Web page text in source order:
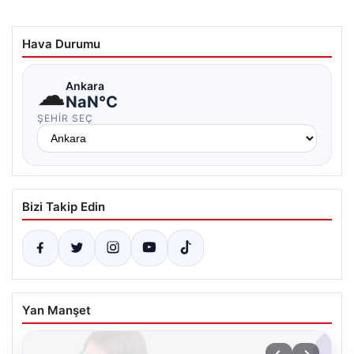
Hava Durumu
☁Ankara
NaN°C
ŞEHIR SEÇ
Bizi Takip Edin
Yan Manşet